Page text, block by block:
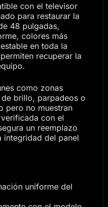
con el televisor
para restaurar la
48 pulgadas,
colores más
en toda la
recuperar la
como zonas
brillo, parpadeos o
pero no muestran
con el
un reemplazo
integridad del panel
uniforme del